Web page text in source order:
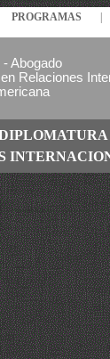
PROGRAMAS